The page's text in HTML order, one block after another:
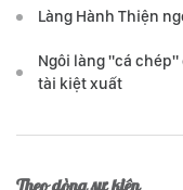
Làng Hành Thiện
Ngôi làng "cá
tài kiệt xuất
Theo dòng sự kiện